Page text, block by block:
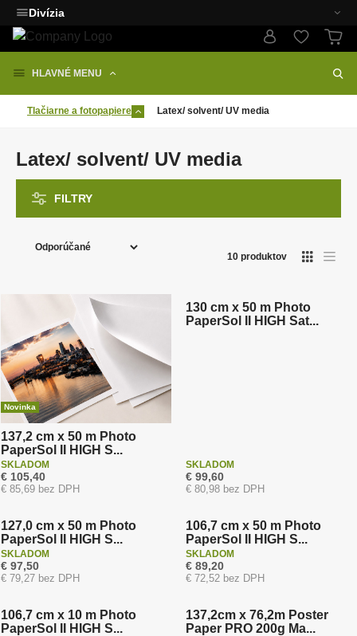
Divízia
HLAVNÉ MENU
Tlačiarne a fotopapiere Latex/ solvent/ UV media
Latex/ solvent/ UV media
FILTRY
e
p
r
o
d
u
k
t
o
10produktov
Novinka
137,2 cm x 50 m Photo
PaperSol II HIGH S...
€ 105,40
€ 85,69 bez DPH
SKLADOM
130 cm x 50 m Photo
PaperSol II HIGH Sat...
€ 99,60
€ 80,98 bez DPH
SKLADOM
Novinka
127,0 cm x 50 m Photo
PaperSol II HIGH S...
€ 97,50
€ 79,27 bez DPH
SKLADOM
Novinka
106,7 cm x 50 m Photo
PaperSol II HIGH S...
€ 89,20
€ 72,52 bez DPH
SKLADOM
Novinka
106,7 cm x 10 m Photo
PaperSol II HIGH S...
Doprava zadarmo
Novinka
137,2cm x 76,2m Poster
Paper PRO 200g Ma...